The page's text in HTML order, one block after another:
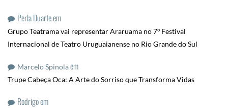
Perla Duarteem
Grupo Teatrama vai representar Araruama no 7º Festival
Internacional de Teatro Uruguaianense no Rio Grande do Sul
Marcelo Spinolaem
Trupe Cabeça Oca: A Arte do Sorriso que Transforma Vidas
Rodrigoem